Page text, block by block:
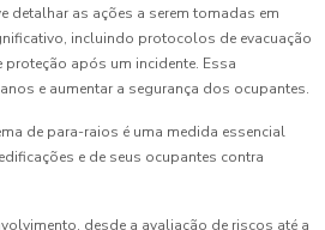
detalhar as ações a serem tomadas em
incluindo protocolos de evacuação
após um incidente. Essa
e aumentar a segurança dos ocupantes.
de para-raios é uma medida essencial
e de seus ocupantes contra
desde a avaliação de riscos até a